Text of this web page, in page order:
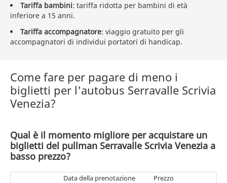
Tariffa bambini: tariffa ridotta per bambini di età
inferiore a 15 anni.
Tariffa accompagnatore: viaggio gratuito per gli
accompagnatori di individui portatori di handicap.
Come fare per pagare di meno i
biglietti per l'autobus Serravalle Scrivia
Venezia?
Qual è il momento migliore per acquistare un
biglietti del pullman Serravalle Scrivia Venezia a
basso prezzo?
Data della prenotazione
Prezzo